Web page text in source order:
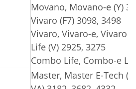
Movano, Movano-e (Y)
Vivaro (F7) 3098, 3498
Vivaro, Vivaro-e, Vivaro
Life (V) 2925, 3275
Combo Life, Combo-e
Master, Master E-Tech